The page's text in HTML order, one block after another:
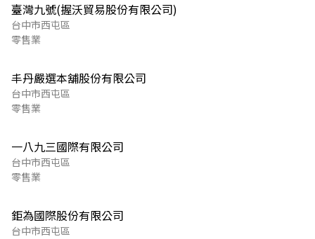
臺灣九號(握沃貿易股份有限公司)
台中市西屯區
零售業
丰丹嚴選本舖股份有限公司
台中市西屯區
零售業
一八九三國際有限公司
台中市西屯區
零售業
鉅為國際股份有限公司
台中市西屯區